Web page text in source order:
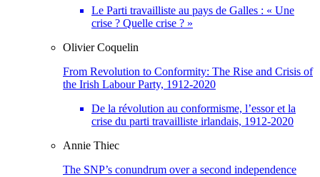
Le Parti travailliste au pays de Galles : « Une
crise ? Quelle crise ? »
OlivierCoquelin
From Revolution to Conformity: The Rise and Crisis of
the Irish Labour Party, 1912-2020
De la révolution au conformisme, l’essor et la
crise du parti travailliste irlandais, 1912-2020
Annie Thiec
The SNP’s conundrum over a second independence